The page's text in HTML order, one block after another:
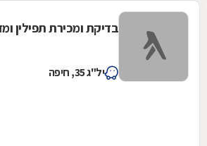
בדיקת ומכירת תפילין
יל"ג 35, חיפה